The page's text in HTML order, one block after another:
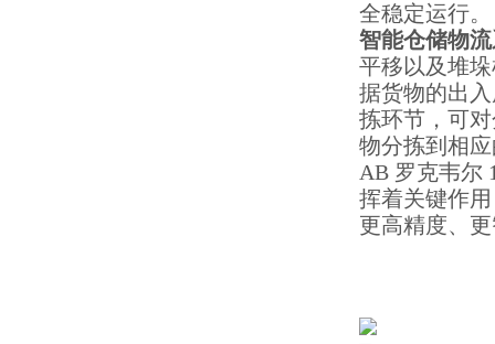
全稳定运行。
智能仓储物
平移以及堆
据货物的出
拣环节，可
物分拣到相
AB 罗克韦尔
挥着关键作
更高精度、